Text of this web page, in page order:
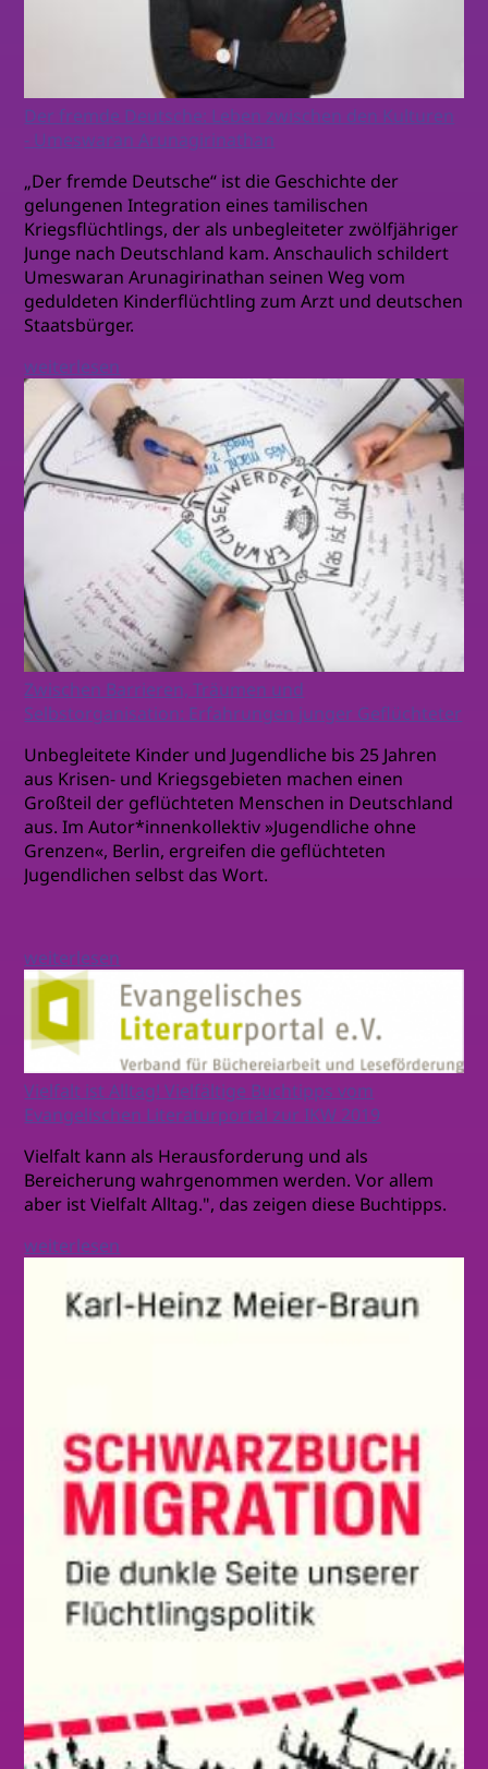
Der fremde Deutsche: Leben zwischen den Kulturen
- Umeswaran Arunagirinathan
„Der fremde Deutsche“ ist die Geschichte der
gelungenen Integration eines tamilischen
Kriegsflüchtlings, der als unbegleiteter zwölfjähriger
Junge nach Deutschland kam. Anschaulich schildert
Umeswaran Arunagirinathan seinen Weg vom
geduldeten Kinderflüchtling zum Arzt und deutschen
Staatsbürger.
weiterlesen
Zwischen Barrieren, Träumen und
Selbstorganisation: Erfahrungen junger Geflüchteter
Unbegleitete Kinder und Jugendliche bis 25 Jahren
aus Krisen- und Kriegsgebieten machen einen
Großteil der geflüchteten Menschen in Deutschland
aus. Im Autor*innenkollektiv »Jugendliche ohne
Grenzen«, Berlin, ergreifen die geflüchteten
Jugendlichen selbst das Wort.
weiterlesen
Vielfalt ist Alltag! Vielfältige Buchtipps vom
Evangelischen Literaturportal zur IKW 2019
Vielfalt kann als Herausforderung und als
Bereicherung wahrgenommen werden. Vor allem
aber ist Vielfalt Alltag.", das zeigen diese Buchtipps.
weiterlesen